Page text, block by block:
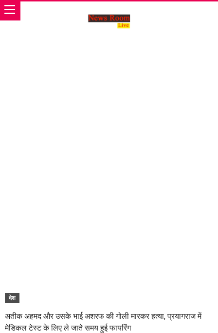
देश
अतीक अहमद और उसके भाई अशरफ की गोली मारकर हत्या, प्रयागराज में
मेडिकल टेस्ट के लिए ले जाते समय हुई फायरिंग